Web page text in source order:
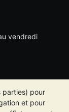
parties) pour
et pour
vendredi